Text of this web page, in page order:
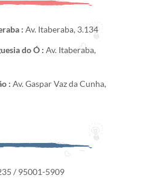
: Av. Itaberaba, 3.134
do Ó : Av. Itaberaba,
: Av. Gaspar Vaz da Cunha,
/ 95001-5909